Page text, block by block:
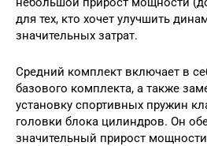
для тех, кто хочет улучшить
значительных затрат.
Средний комплект включает в
базового комплекта, а также
установку спортивных пружин
головки блока цилиндров. Он
значительный прирост